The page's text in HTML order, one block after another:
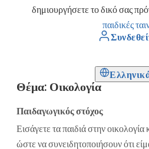
δημιουργήσετε το δικό σας
παιδικές
Θέμα: Οικολογία
Παιδαγωγικός στόχος
Εισάγετε τα παιδιά στην οικολογία
ώστε να συνειδητοποιήσουν ότι